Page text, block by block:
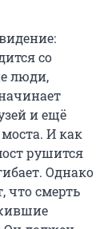
со
люди,
и ещё
И как
рушится
Однако
что смерть